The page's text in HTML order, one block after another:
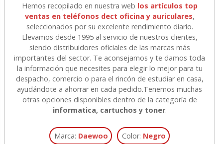
Hemos recopilado en nuestra web los artículos top
ventas en teléfonos dect oficina y auriculares,
seleccionados por su excelente rendimiento diario.
Llevamos desde 1995 al servicio de nuestros clientes,
siendo distribuidores oficiales de las marcas más
importantes del sector. Te aconsejamos y te damos toda
la información que necesites para elegir lo mejor para tu
despacho, comercio o para el rincón de estudiar en casa,
ayudándote a ahorrar en cada pedido.Tenemos muchas
otras opciones disponibles dentro de la categoría de
informatica, cartuchos y toner.
Marca: Daewoo Color: Negro